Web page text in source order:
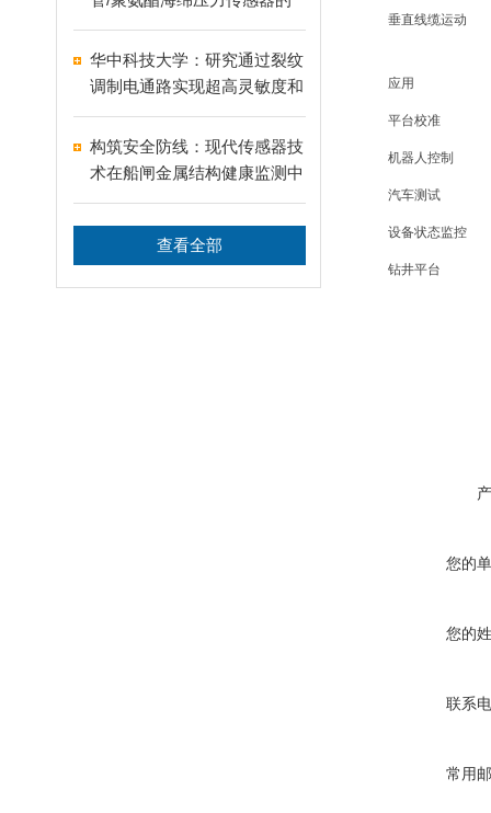
创新应用
华中科技大学：研究通过裂纹
调制电通路实现超高灵敏度和
宽范围的柔性应变传感器
构筑安全防线：现代传感器技
术在船闸金属结构健康监测中
的应用
查看全部
垂直线缆运动
应用
平台校准
机器人控制
汽车测试
设备状态监控
钻井平台
您的
您的
联系
常用